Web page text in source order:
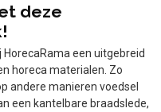
deze
een uitgebreid
horeca materialen. Zo
andere manieren voedsel
een kantelbare braadslede,